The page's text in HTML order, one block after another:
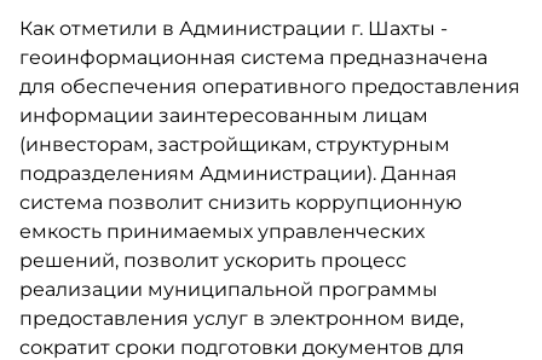
Как отметили в Администрации г. Шахты -
геоинформационная система предназначена
для обеспечения оперативного предоставления
информации заинтересованным лицам
(инвесторам, застройщикам, структурным
подразделениям Администрации). Данная
система позволит снизить коррупционную
емкость принимаемых управленческих
решений, позволит ускорить процесс
реализации муниципальной программы
предоставления услуг в электронном виде,
сократит сроки подготовки документов для